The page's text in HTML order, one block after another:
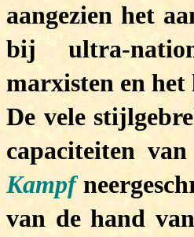
aangezien het
bij ultra-
marxisten en het
De vele
capaciteiten
Kampf
van de hand